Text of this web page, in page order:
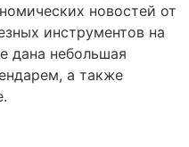
новостей от
инструментов на
дана небольшая
а также